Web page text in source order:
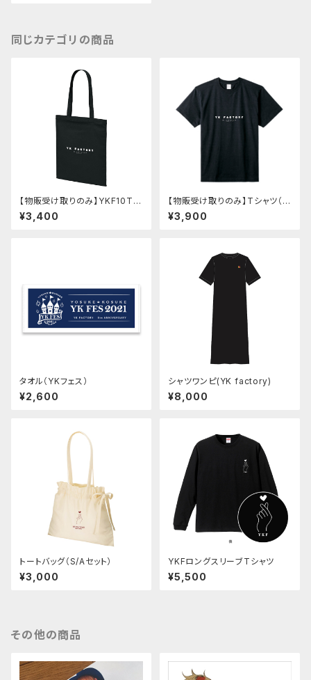
同じカテゴリの商品
【物販受け取りのみ】YKF10TH
バッグ【サイン会対象】
¥3,400
【物販受け取りのみ】Tシャツ（Y
KF10TH）【サイン会対象】
¥3,900
タオル（YKフェス）
¥2,600
シャツワンピ(YK factory)
¥8,000
トートバッグ（S/Aセット）
¥3,000
YKFロングスリーブTシャツ
¥5,500
その他の商品